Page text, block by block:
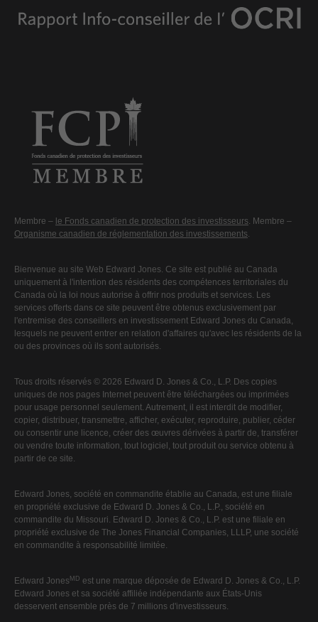
Membre – le Fonds canadien de protection des investisseurs. Membre –
Organisme canadien de réglementation des investissements.
Bienvenue au site Web Edward Jones. Ce site est publié au Canada
uniquement à l'intention des résidents des compétences territoriales du
Canada où la loi nous autorise à offrir nos produits et services. Les
services offerts dans ce site peuvent être obtenus exclusivement par
l'entremise des conseillers en investissement Edward Jones du Canada,
lesquels ne peuvent entrer en relation d'affaires qu'avec les résidents de la
ou des provinces où ils sont autorisés.
Tous droits réservés © 2026 Edward D. Jones & Co., L.P. Des copies
uniques de nos pages Internet peuvent être téléchargées ou imprimées
pour usage personnel seulement. Autrement, il est interdit de modifier,
copier, distribuer, transmettre, afficher, exécuter, reproduire, publier, céder
ou consentir une licence, créer des œuvres dérivées à partir de, transférer
ou vendre toute information, tout logiciel, tout produit ou service obtenu à
partir de ce site.
Edward Jones, société en commandite établie au Canada, est une filiale
en propriété exclusive de Edward D. Jones & Co., L.P., société en
commandite du Missouri. Edward D. Jones & Co., L.P. est une filiale en
propriété exclusive de The Jones Financial Companies, LLLP, une société
en commandite à responsabilité limitée.
Edward JonesMD est une marque déposée de Edward D. Jones & Co., L.P.
Edward Jones et sa société affiliée indépendante aux États-Unis
desservent ensemble près de 7 millions d'investisseurs.